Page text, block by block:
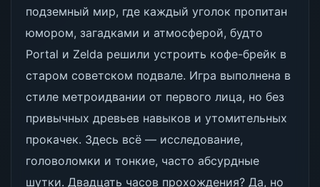
подземный мир, где каждый уголок пропитан
юмором, загадками и атмосферой, будто
Portal и Zelda решили устроить кофе-брейк в
старом советском подвале. Игра выполнена в
стиле метроидвании от первого лица, но без
привычных древьев навыков и утомительных
прокачек. Здесь всё — исследование,
головоломки и тонкие, часто абсурдные
шутки. Двадцать часов прохождения? Да, но